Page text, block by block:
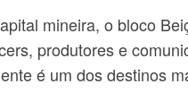
mineira, o bloco
produtores e
é um dos destinos